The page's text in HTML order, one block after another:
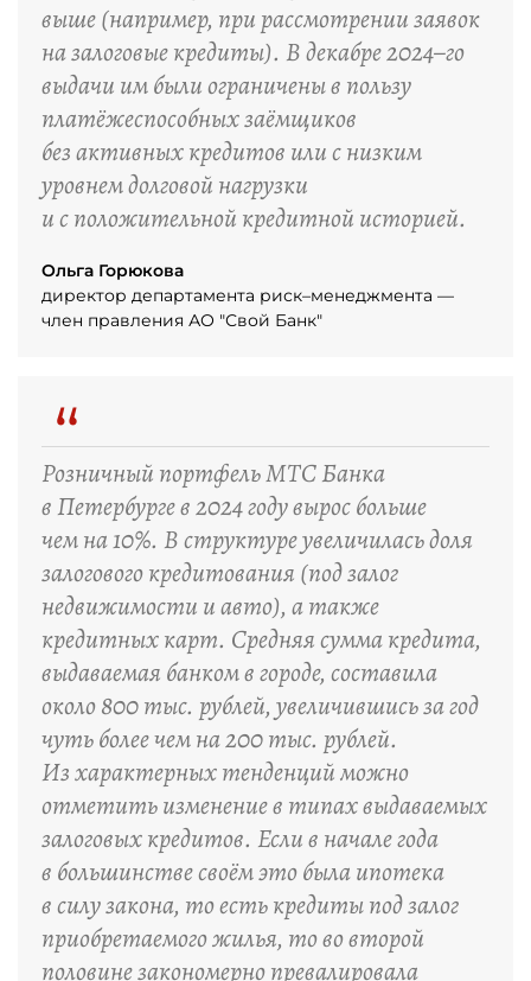
выше (например, при рассмотрении заявок
на залоговые кредиты). В декабре 2024–го
выдачи им были ограничены в пользу
платёжеспособных заёмщиков
без активных кредитов или с низким
уровнем долговой нагрузки
и с положительной кредитной историей.
Ольга Горюкова
директор департамента риск–менеджмента —
член правления АО "Свой Банк"
“
Розничный портфель МТС Банка
в Петербурге в 2024 году вырос больше
чем на 10%. В структуре увеличилась доля
залогового кредитования (под залог
недвижимости и авто), а также
кредитных карт. Средняя сумма кредита,
выдаваемая банком в городе, составила
около 800 тыс. рублей, увеличившись за год
чуть более чем на 200 тыс. рублей.
Из характерных тенденций можно
отметить изменение в типах выдаваемых
залоговых кредитов. Если в начале года
в большинстве своём это была ипотека
в силу закона, то есть кредиты под залог
приобретаемого жилья, то во второй
половине закономерно превалировала